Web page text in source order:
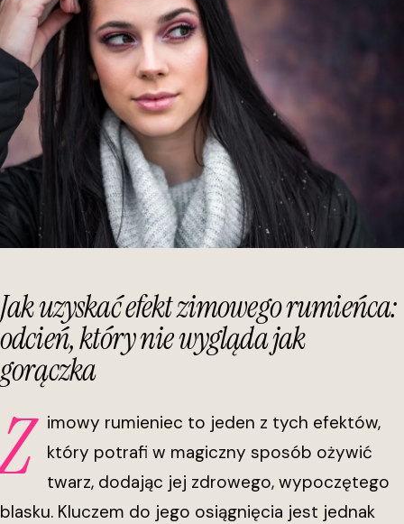
Jak uzyskać efekt zimowego rumieńca:
odcień, który nie wygląda jak
gorączka
Z
imowy rumieniec to jeden z tych efektów,
który potrafi w magiczny sposób ożywić
twarz, dodając jej zdrowego, wypoczętego
blasku. Kluczem do jego osiągnięcia jest jednak